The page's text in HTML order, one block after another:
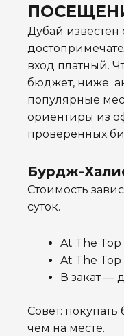
Дубай
вход платный.
бюджет, ниже
популярные
ориентиры из
проверенных
Бурдж-
Стоимость
суток.
At The Top
At The Top
В закат —
Совет:
чем на месте.